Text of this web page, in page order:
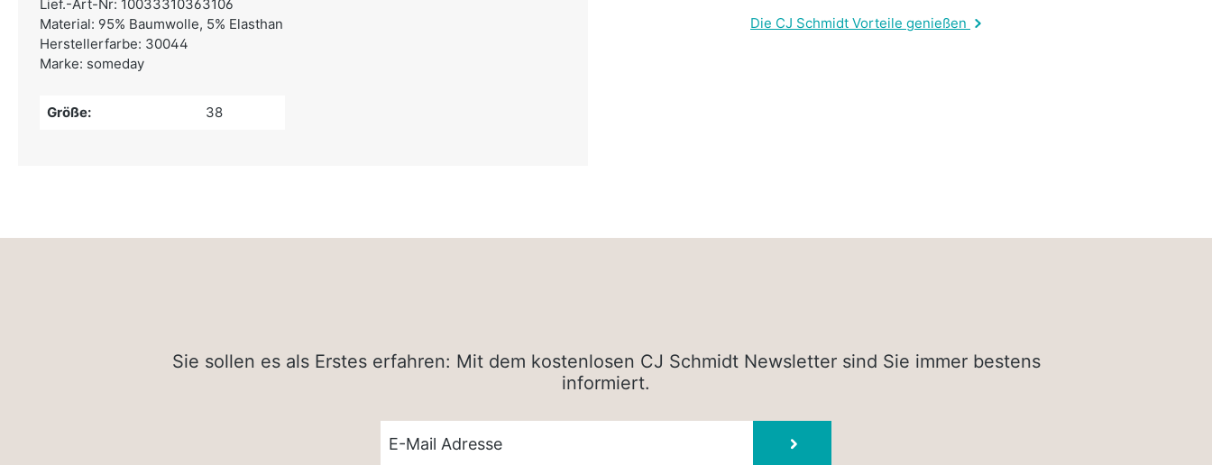
Lief.-Art-Nr: 10033310363106
Material: 95% Baumwolle, 5% Elasthan
Herstellerfarbe: 30044
Marke: someday
Größe: 38
Die CJ Schmidt Vorteile genießen
Sie sollen es als Erstes erfahren: Mit dem kostenlosen CJ Schmidt Newsletter sind Sie immer bestens
informiert.